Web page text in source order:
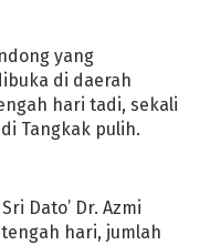
yang
di daerah
hari tadi, sekali
Tangkak pulih.
Dato’ Dr. Azmi
hari, jumlah